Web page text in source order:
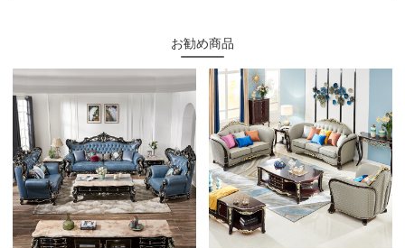
お勧め商品